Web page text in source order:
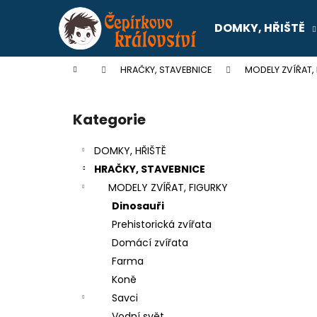
DOMKY, HŘIŠTĚ
Domů HRAČKY, STAVEBNICE MODELY ZVÍŘAT,
Přeskočit
kategorie
Kategorie
DOMKY, HŘIŠTĚ
HRAČKY, STAVEBNICE
MODELY ZVÍŘAT, FIGURKY
Dinosauři
Prehistorická zvířata
Domácí zvířata
Farma
Koně
Savci
í
Zpět
do
Zpět
do
SENTOSPHERE SLIME - TOVÁRNA NA